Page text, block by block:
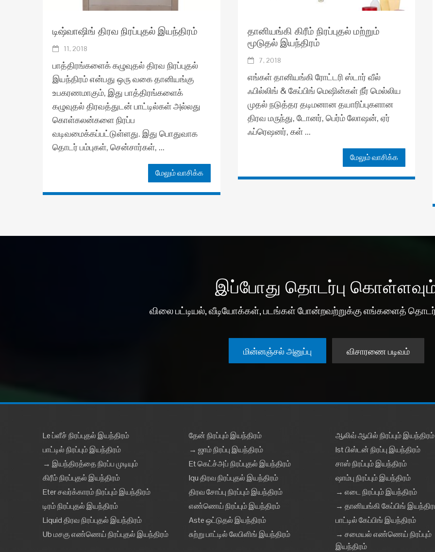
டிஷ்வாஷிங் திரவ நிரப்புதல் இயந்திரம்
11, 2018
பாத்திரங்களைக் கழுவுதல் திரவ நிரப்புதல்
இயந்திரம் என்பது ஒரு வகை தானியங்கு
உபகரணமாகும், இது பாத்திரங்களைக்
கழுவுதல் திரவத்துடன் பாட்டில்கள் அல்லது
கொள்கலன்களை நிரப்ப
வடிவமைக்கப்பட்டுள்ளது. இது பொதுவாக
தொடர் பம்புகள், சென்சார்கள், ...
மேலும் வாசிக்க
தானியங்கி கிரீம் நிரப்புதல் மற்றும்
மூடுதல் இயந்திரம்
7, 2018
எங்கள் தானியங்கி ரோட்டரி ஸ்டார் வீல்
ஃபில்லிங் & கேப்பிங் மெஷின்கள் நீர் மெல்லிய
முதல் நடுத்தர தடிமனான தயாரிப்புகளான
திரவ மருந்து, டோனர், பெர்ம் லோஷன், ஏர்
ஃப்ரெஷனர், கள் ...
மேலும் வாசிக்க
இப்போது தொடர்பு
விலை பட்டியல், வீடியோக்கள், படங்கள் போன்றவற்றுக்கு எங்களைத்
மின்னஞ்சல் அனுப்பு விசாரணை படிவம்
Le ப்ளீச் நிரப்புதல் இயந்திரம்
பாட்டில் நிரப்பும் இயந்திரம்
→ இயந்திரத்தை நிரப்ப முடியும்
கிரீம் நிரப்புதல் இயந்திரம்
Eter சவர்க்காரம் நிரப்பும் இயந்திரம்
டிரம் நிரப்புதல் இயந்திரம்
Liquid திரவ நிரப்புதல் இயந்திரம்
Ub மசகு எண்ணெய் நிரப்புதல் இயந்திரம்
தேன் நிரப்பும் இயந்திரம்
→ ஜாம் நிரப்பு இயந்திரம்
Et கெட்ச்அப் நிரப்புதல் இயந்திரம்
Iqu திரவ நிரப்புதல் இயந்திரம்
திரவ சோப்பு நிரப்பும் இயந்திரம்
எண்ணெய் நிரப்பும் இயந்திரம்
Aste ஒட்டுதல் இயந்திரம்
சுற்று பாட்டில் லேபிளிங் இயந்திரம்
ஆலிவ் ஆயில் நிரப்பும் இயந்திரம்
Ist பிஸ்டன் நிரப்பு இயந்திரம்
சாஸ் நிரப்பும் இயந்திரம்
ஷாம்பு நிரப்பும் இயந்திரம்
→ எடை நிரப்பும் இயந்திரம்
→ தானியங்கி கேப்பிங்
பாட்டில் கேப்பிங் இயந்திரம்
→ சமையல் எண்ணெய் நிரப்பும்
இயந்திரம்